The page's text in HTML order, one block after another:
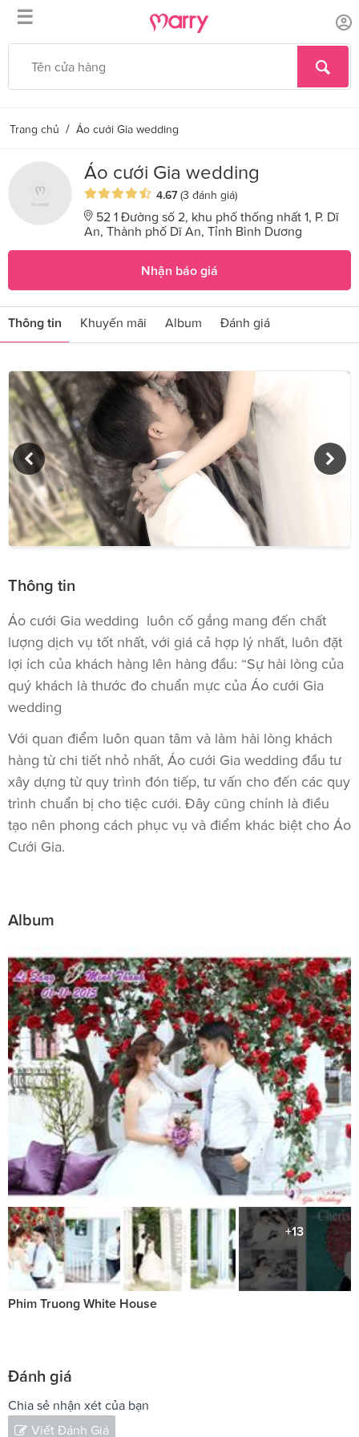
☰
Trang chủ / Áo cưới Gia wedding
Áo cưới Gia wedding
4.67 (3 đánh giá)
52 1 Đường số 2, khu phố thống nhất 1, P. Dĩ
An, Thành phố Dĩ An, Tỉnh Bình Dương
Nhận báo giá
Thông tin Khuyến mãi Album Đánh giá
Thông tin
Áo cưới Gia wedding luôn cố gắng mang đến chất
lượng dịch vụ tốt nhất, với giá cả hợp lý nhất, luôn đặt
lợi ích của khách hàng lên hàng đầu: “Sự hài lòng của
quý khách là thước đo chuẩn mực của Áo cưới Gia
wedding
Với quan điểm luôn quan tâm và làm hài lòng khách
hàng từ chi tiết nhỏ nhất, Áo cưới Gia wedding đầu tư
xây dựng từ quy trình đón tiếp, tư vấn cho đến các quy
trình chuẩn bị cho tiệc cưới. Đây cũng chính là điều
tạo nên phong cách phục vụ và điểm khác biệt cho Áo
Cưới Gia.
Album
+13
Phim Truong White House
Đánh giá
Chia sẻ nhận xét của bạn
Viết Đánh Giá